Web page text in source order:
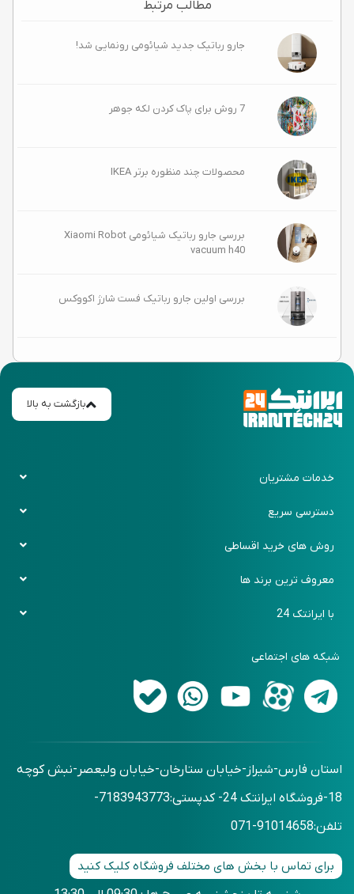
مطالب مرتبط
جارو رباتیک جدید شیائومی رونمایی شد!
7 روش برای پاک کردن لکه جوهر
محصولات چند منظوره برتر IKEA
بررسی جارو رباتیک شیائومی Xiaomi Robot
vacuum h40
بررسی اولین جارو رباتیک فست شارژ اکووکس
بازگشت به بالا
خدمات مشتریان
روش های ارسال کالا
پرسش های متداول
دسترسی سریع
پیگیری سفارش
فرم برگشت خرید
روش های خرید اقساطی
دیجی پی
اقساطی حضوری
اقساطی بدون ضمانت
معروف ترین برند ها
ایکیا (Ikea)
شیائومی (Xiaomi)
آرکتیک هانتر (Arctic Hunter)
با ایرانتک 24
وبلاگ
شبکه های اجتماعی
استان فارس-شیراز-خیابان ستارخان-خیابان ولیعصر-نبش کوچه
18-فروشگاه ایرانتک 24- کدپستی:7183943773-
تلفن:91014658-071
برای تماس با بخش های مختلف فروشگاه کلیک کنید